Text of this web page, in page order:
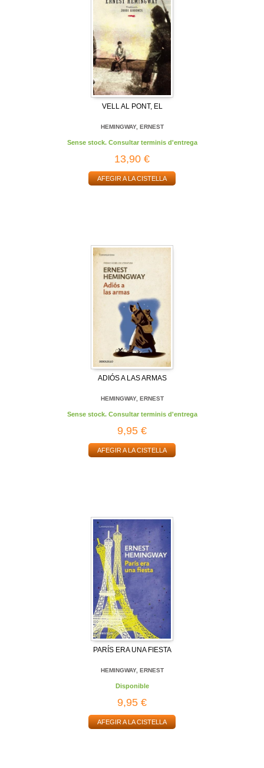
VELL AL PONT, EL
HEMINGWAY, ERNEST
Sense stock. Consultar terminis d'entrega
13,90 €
AFEGIR A LA CISTELLA
ADIÓS A LAS ARMAS
HEMINGWAY, ERNEST
Sense stock. Consultar terminis d'entrega
9,95 €
AFEGIR A LA CISTELLA
PARÍS ERA UNA FIESTA
HEMINGWAY, ERNEST
Disponible
9,95 €
AFEGIR A LA CISTELLA